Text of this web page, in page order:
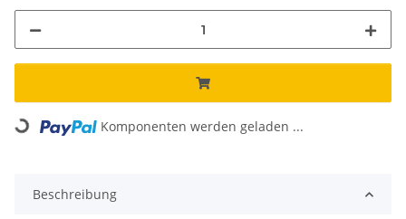
Loading... Komponenten werden geladen ...
Beschreibung